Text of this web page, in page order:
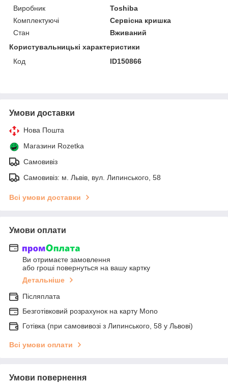
Виробник
Toshiba
Комплектуючі
Сервісна кришка
Стан
Вживаний
Користувальницькі характеристики
Код
ID150866
Умови доставки
Нова Пошта
Магазини Rozetka
Самовивіз
Самовивіз: м. Львів, вул. Липинського, 58
Всі умови доставки
Умови оплати
Ви отримаєте замовлення
або гроші повернуться на вашу картку
Детальніше
Післяплата
Безготівковий розрахунок на карту Mono
Готівка (при самовивозі з Липинського, 58 у Львові)
Всі умови оплати
Умови повернення